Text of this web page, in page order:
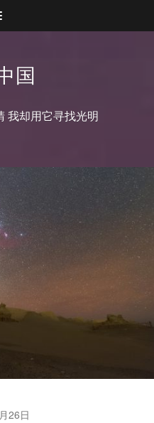
国
我却用它寻找光明
26日